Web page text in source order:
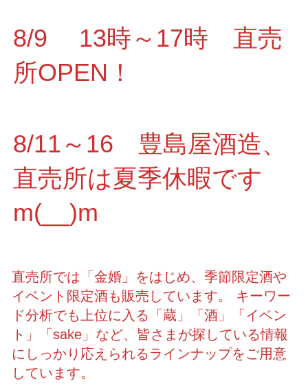
8/9 13時～17時 直売
所OPEN！
8/11～16 豊島屋酒造、
直売所は夏季休暇です
m(__)m
直売所では「金婚」をはじめ、季節限定酒や
イベント限定酒も販売しています。 キーワー
ド分析でも上位に入る「蔵」「酒」「イベン
ト」「sake」など、皆さまが探している情報
にしっかり応えられるラインナップをご用意
しています。